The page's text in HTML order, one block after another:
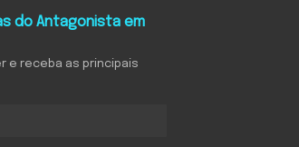
do Antagonista em
e receba as principais